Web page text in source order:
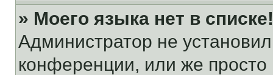
» Моего языка нет в списке!
Администратор не
конференции, или же